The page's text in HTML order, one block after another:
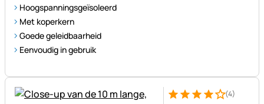
Hoogspanningsgeïsoleerd
Met koperkern
Goede geleidbaarheid
Eenvoudig in gebruik
Beoordeling: 4 van 5 (4
4 Bewertungen
(4)